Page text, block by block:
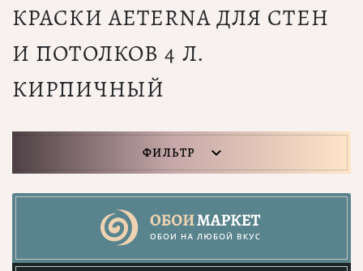
КРАСКИ AETERNA ДЛЯ СТЕН
И ПОТОЛКОВ 4 Л.
КИРПИЧНЫЙ
ФИЛЬТР